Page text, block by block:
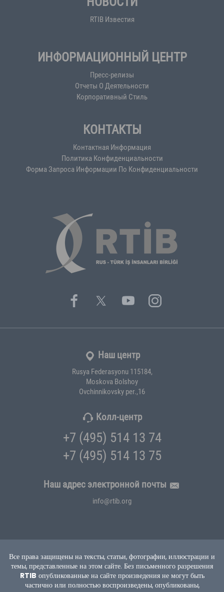
RTIB Известия
ИНФОРМАЦИОННЫЙ ЦЕНТР
Пресс-релизы
Отчеты О Деятельности
Корпоративный Стиль
КОНТАКТЫ
Контактная Информация
Политика Конфиденциальности
Форма Запроса Информации По Конфиденциальности
Наш центр
Rusya Federasyonu 115184,
Moskova Bolshoy
Ovchinnikovsky per.,16
Колл-центр
+7 (495) 514 13 74
+7 (495) 514 13 75
Наш адрес электронной почты
info@rtib.org
Все права защищены на тексты, статьи, фотографии, иллюстрации и
темы, представленные на этом сайте. Без письменного разрешения
RTIB опубликованные на сайте произведения не могут быть
частично или полностью воспроизведены, опубликованы,